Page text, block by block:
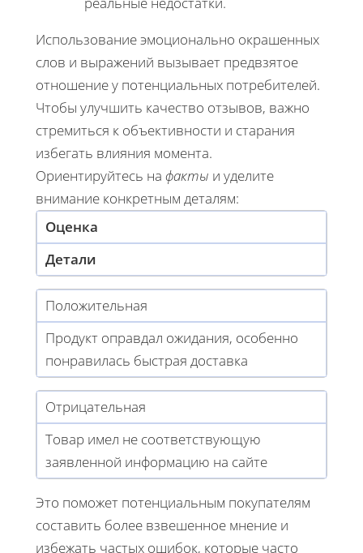
Использование эмоционально окрашенных
слов и выражений вызывает предвзятое
отношение у потенциальных потребителей.
Чтобы улучшить качество отзывов, важно
стремиться к объективности и старания
избегать влияния момента.
Ориентируйтесь на факты и уделите
внимание конкретным деталям:
Оценка
Детали
Положительная
Продукт оправдал ожидания, особенно
понравилась быстрая доставка
Отрицательная
Товар имел не соответствующую
заявленной информацию на сайте
Это поможет потенциальным покупателям
составить более взвешенное мнение и
избежать частых ошибок, которые часто